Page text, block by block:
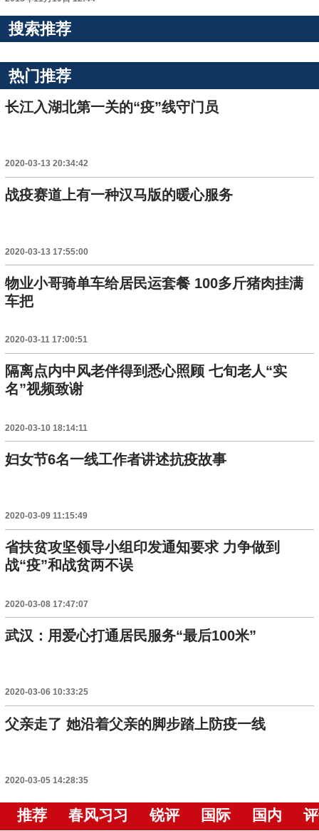
搜索推荐
热门推荐
长江入湖北第一关的“疫”线守门员
2020-03-13 20:34:42
战疫赛道上有一种汉马版的暖心服务
2020-03-13 17:55:00
物业小哥骑单车给居民运套餐 100多斤猪肉挂满
车把
2020-03-11 17:00:51
隔离点内中风老伴得到悉心照顾 七旬老人“实
名”视频致谢
2020-03-10 18:14:11
妇女节6名一线工作者讲述抗疫故事
2020-03-09 11:15:49
省扶贫攻坚领导小组印发通知要求 力争做到
战“疫”和战贫两不误
2020-03-08 17:47:07
武汉：用爱心打通居民服务“最后100米”
2020-03-06 10:33:25
父亲走了 她沿着父亲的脚步踏上防疫一线
2020-03-05 14:28:35
推荐 春风习习 锐评 国际 国内